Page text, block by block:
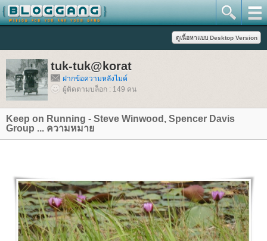
tuk-tuk@korat
ฝากข้อความหลังไมค์
ผู้ติดตามบล็อก : 149 คน
Keep on Running - Steve Winwood, Spencer Davis
Group ... ความหมา